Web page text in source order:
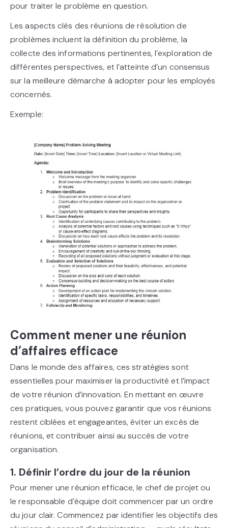
pour traiter le problème en question.
Les aspects clés des réunions de résolution de
problèmes incluent la définition du problème, la
collecte des informations pertinentes, l’exploration de
différentes perspectives, et l’atteinte d’un consensus
sur la meilleure démarche à adopter pour les employés
concernés.
Exemple:
Comment mener une réunion
d’affaires efficace
Dans le monde des affaires, ces stratégies sont
essentielles pour maximiser la productivité et l’impact
de votre réunion d’innovation. En mettant en œuvre
ces pratiques, vous pouvez garantir que vos réunions
restent ciblées et engageantes, éviter un excès de
réunions, et contribuer ainsi au succès de votre
organisation.
1. Définir l’ordre du jour de la réunion
Pour mener une réunion efficace, le chef de projet ou
le responsable d’équipe doit commencer par un ordre
du jour clair. Commencez par identifier les objectifs des